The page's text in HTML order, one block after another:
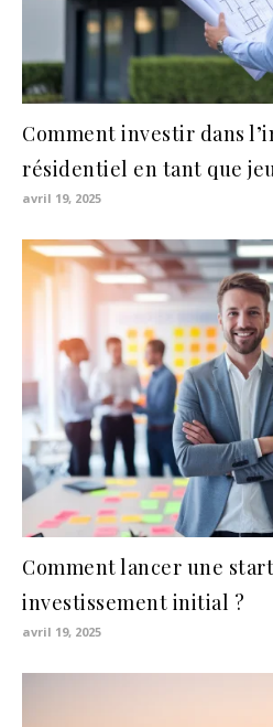
Comment investir dans
résidentiel en tant que
avril 19, 2025
Comment lancer une
investissement initial ?
avril 19, 2025